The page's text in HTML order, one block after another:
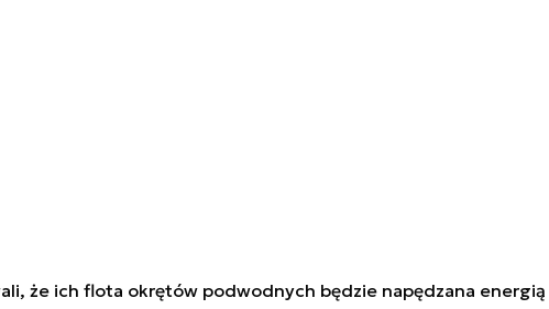
że ich flota okrętów podwodnych będzie napędzana energią